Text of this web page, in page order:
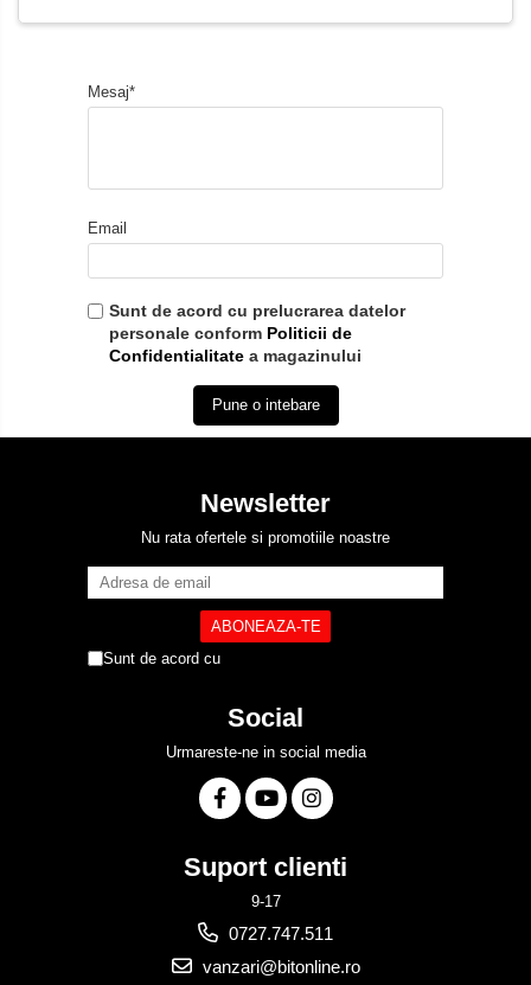
Mesaj*
Email
Sunt de acord cu prelucrarea datelor
personale conform Politicii de
Confidentialitate a magazinului
Pune o intebare
Newsletter
Nu rata ofertele si promotiile noastre
Sunt de acord cu
Social
Urmareste-ne in social media
Suport clienti
9-17
0727.747.511
vanzari@bitonline.ro